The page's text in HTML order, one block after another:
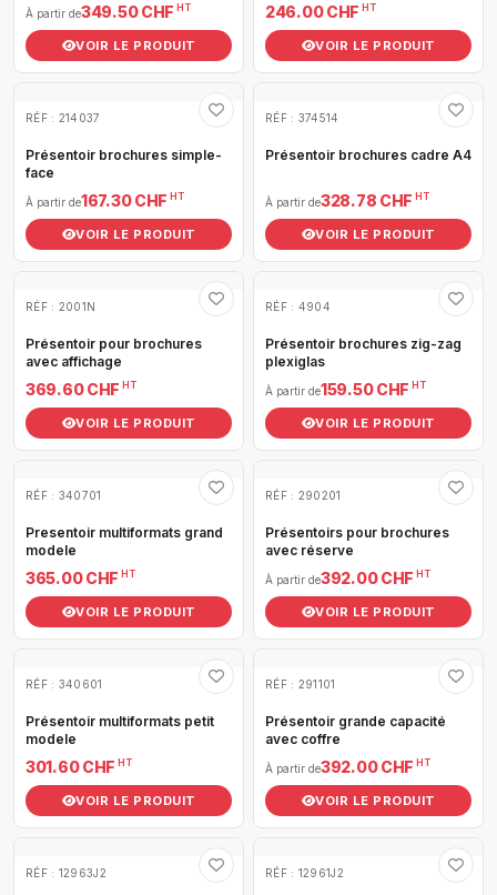
À partir de349.50 CHF HT
VOIR LE PRODUIT
246.00 CHF HT
VOIR LE PRODUIT
RÉF : 214037
Présentoir brochures simple-
face
À partir de167.30 CHF HT
VOIR LE PRODUIT
RÉF : 374514
Présentoir brochures cadre A4
À partir de328.78 CHF HT
VOIR LE PRODUIT
RÉF : 2001N
Présentoir pour brochures
avec affichage
369.60 CHF HT
VOIR LE PRODUIT
RÉF : 4904
Présentoir brochures zig-zag
plexiglas
À partir de159.50 CHF HT
VOIR LE PRODUIT
RÉF : 340701
Presentoir multiformats grand
modele
365.00 CHF HT
VOIR LE PRODUIT
RÉF : 290201
Présentoirs pour brochures
avec réserve
À partir de392.00 CHF HT
VOIR LE PRODUIT
RÉF : 340601
Présentoir multiformats petit
modele
301.60 CHF HT
VOIR LE PRODUIT
RÉF : 291101
Présentoir grande capacité
avec coffre
À partir de392.00 CHF HT
VOIR LE PRODUIT
RÉF : 12963J2 RÉF : 12961J2